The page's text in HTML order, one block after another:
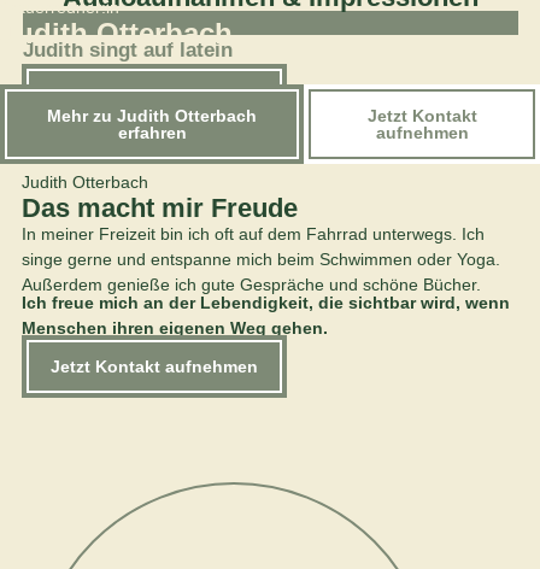
Trauerredner:in
Judith Otterbach
Mehr zu Judith Otterbach
erfahren
Jetzt Kontakt
aufnehmen
Judith singt auf latein
Jetzt Kontakt aufnehmen
Judith Otterbach
Das macht mir Freude
In meiner Freizeit bin ich oft auf dem Fahrrad unterwegs. Ich
singe gerne und entspanne mich beim Schwimmen oder Yoga.
Außerdem genieße ich gute Gespräche und schöne Bücher.
Ich freue mich an der Lebendigkeit, die sichtbar wird, wenn
Menschen ihren eigenen Weg gehen.
Jetzt Kontakt aufnehmen